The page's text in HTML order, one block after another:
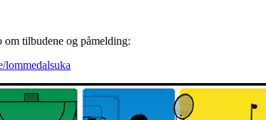
tilbudene og påmelding:
lommedalsuka